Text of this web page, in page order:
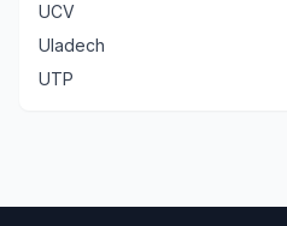
UCV
Uladech
UTP